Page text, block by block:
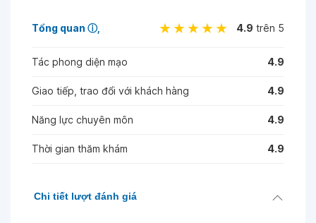
Tổng quan ⓘ 4.9 trên 5
Tác phong diện mạo 4.9
Giao tiếp, trao đổi với khách hàng 4.9
Năng lực chuyên môn 4.9
Thời gian thăm khám 4.9
Chi tiết lượt đánh giá